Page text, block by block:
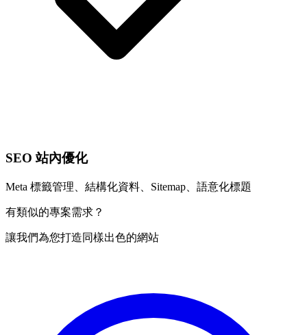
SEO 站內優化
Meta 標籤管理、結構化資料、Sitemap、語意化標題
有類似的專案需求？
讓我們為您打造同樣出色的網站